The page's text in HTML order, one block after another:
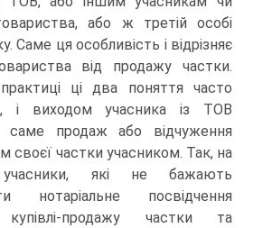
або ж третій особі
Саме ця особливість і відрізняє
від продажу частки.
ці два поняття часто
і виходом учасника із ТОВ
саме продаж або відчуження
своєї частки учасником. Так, на
учасники, які не бажають
нотаріальне посвідчення
продажу частки та